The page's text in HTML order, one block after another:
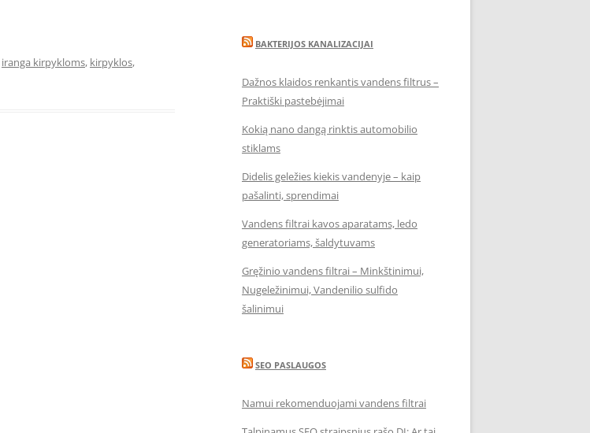
iranga kirpykloms, kirpyklos,
BAKTERIJOS KANALIZACIJAI
Dažnos klaidos renkantis vandens filtrus –
Praktiški pastebėjimai
Kokią nano dangą rinktis automobilio
stiklams
Didelis geležies kiekis vandenyje – kaip
pašalinti, sprendimai
Vandens filtrai kavos aparatams, ledo
generatoriams, šaldytuvams
Gręžinio vandens filtrai – Minkštinimui,
Nugeležinimui, Vandenilio sulfido
šalinimui
SEO PASLAUGOS
Namui rekomenduojami vandens filtrai